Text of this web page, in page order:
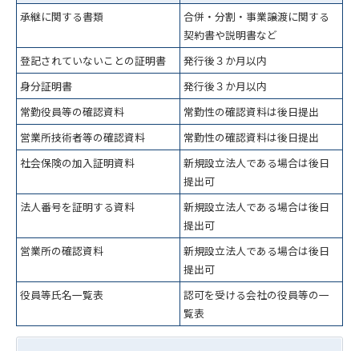
承継に関する書類
合併・分割・事業譲渡に関する
契約書や説明書など
登記されていないことの証明書
発行後３か月以内
身分証明書
発行後３か月以内
常勤役員等の確認資料
常勤性の確認資料は後日提出
営業所技術者等の確認資料
常勤性の確認資料は後日提出
社会保険の加入証明資料
新規設立法人である場合は後日
提出可
法人番号を証明する資料
新規設立法人である場合は後日
提出可
営業所の確認資料
新規設立法人である場合は後日
提出可
役員等氏名一覧表
認可を受ける会社の役員等の一
覧表